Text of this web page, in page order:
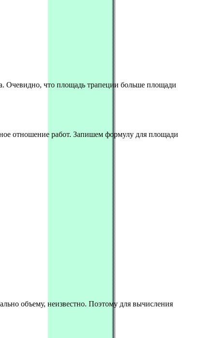
Очевидно, что площадь трапеции больше площади
отношение работ. Запишем формулу для площади
объему, неизвестно. Поэтому для вычисления